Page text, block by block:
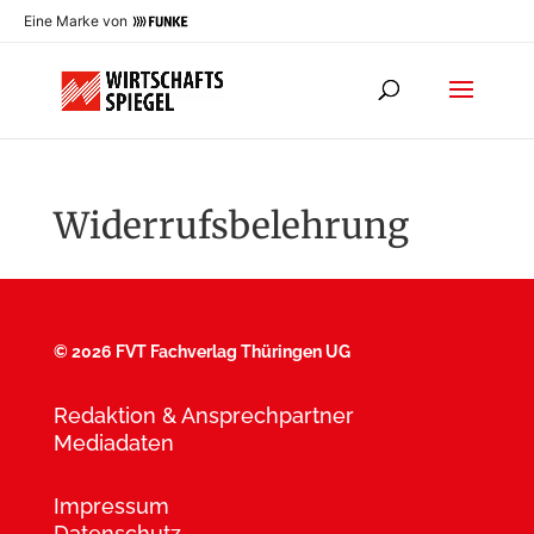
Eine Marke von
Widerrufsbelehrung
©2026 FVT Fachverlag Thüringen UG
Redaktion & Ansprechpartner
Mediadaten
Impressum